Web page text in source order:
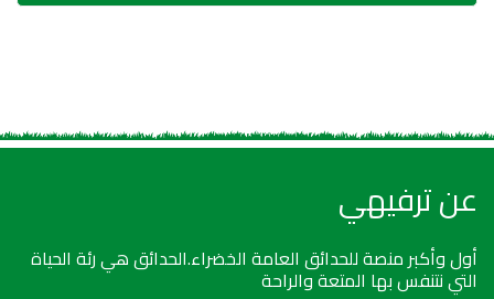
عن ترفيهي
أول وأكبر منصة للحدائق العامة الخضراء.الحدائق هي رئة الحياة
التي نتنفس بها المتعة والراحة